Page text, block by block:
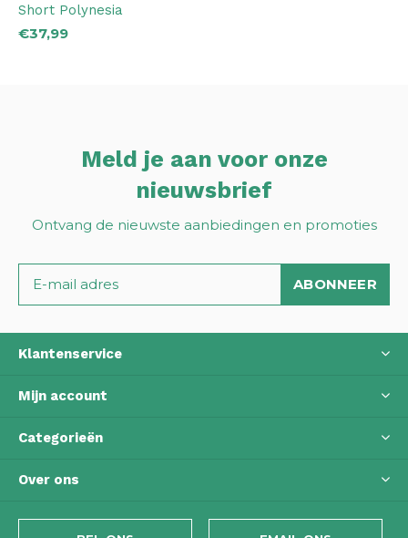
Short Polynesia
€37,99
Meld je aan voor onze
nieuwsbrief
Ontvang de nieuwste aanbiedingen en promoties
ABONNEER
Klantenservice
Mijn account
Categorieën
Over ons